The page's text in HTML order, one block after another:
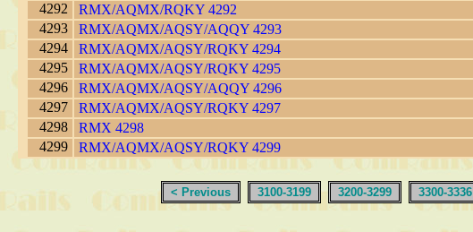
4292
RMX/AQMX/RQKY 4292
4293
RMX/AQMX/AQSY/AQQY 4293
4294
RMX/AQMX/AQSY/RQKY 4294
4295
RMX/AQMX/AQSY/RQKY 4295
4296
RMX/AQMX/AQSY/AQQY 4296
4297
RMX/AQMX/AQSY/RQKY 4297
4298
RMX 4298
4299
RMX/AQMX/AQSY/RQKY 4299
< Previous 3100-3199 3200-3299 3300-3336